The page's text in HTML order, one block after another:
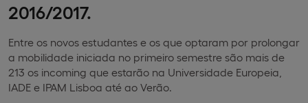
2016/2017.
Entre os novos estudantes e os que optaram por prolongar
a mobilidade iniciada no primeiro semestre são mais de
213 os incoming que estarão na Universidade Europeia,
IADE e IPAM Lisboa até ao Verão.